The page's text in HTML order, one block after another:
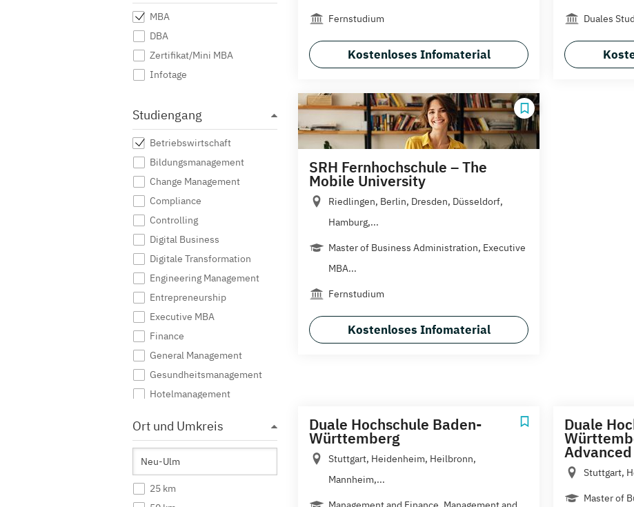
MBA
DBA
Zertifikat/Mini MBA
Infotage
Studiengang
Betriebswirtschaft
Bildungsmanagement
Change Management
Compliance
Controlling
Digital Business
Digitale Transformation
Engineering Management
Entrepreneurship
Executive MBA
Finance
General Management
Gesundheitsmanagement
Hotelmanagement
International Management
IT Management
Marketing
Ort und Umkreis
25 km
Fernstudium
Kostenloses Infomaterial
Duales
SRH Fernhochschule – The
Mobile University
Riedlingen, Berlin, Dresden, Düsseldorf,
Hamburg,...
Master of Business Administration, Executive
MBA...
Fernstudium
Kostenloses Infomaterial
Duale Hochschule Baden-
Württemberg
Stuttgart, Heidenheim, Heilbronn,
Mannheim,...
Duale
Stuttgart,
Master of